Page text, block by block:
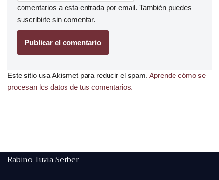
comentarios a esta entrada por email. También puedes
suscribirte sin comentar.
Este sitio usa Akismet para reducir el spam. Aprende cómo se
procesan los datos de tus comentarios.
Rabino Tuvia Serber